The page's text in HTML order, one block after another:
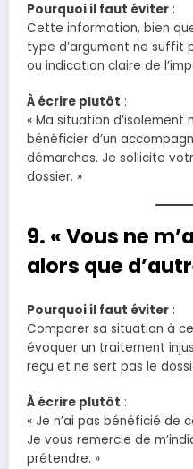
Pourquoi il faut éviter :
Cette information, bien
type d’argument ne suffit
ou indication claire de
À écrire plutôt :
« Ma situation
bénéficier d’un
démarches. Je sollicite
dossier. »
9. « Vous ne
alors que
Pourquoi il faut éviter :
Comparer sa situation à
évoquer un traitement
reçu et ne sert pas le
À écrire plutôt :
« Je n’ai pas bénéficié de
Je vous remercie de
prétendre. »